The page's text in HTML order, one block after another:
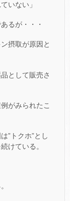
いない」
るが・・・
摂取が原因と
として販売さ
がみられたこ
”トクホ”とし
けている。